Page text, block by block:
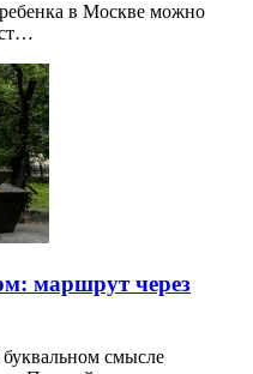
в Москве можно
маршрут через
буквальном смысле